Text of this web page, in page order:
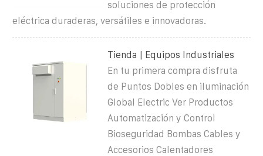
soluciones de protección
eléctrica duraderas, versátiles e innovadoras.
Tienda | Equipos Industriales
En tu primera compra disfruta
de Puntos Dobles en iluminación
Global Electric Ver Productos
Automatización y Control
Bioseguridad Bombas Cables y
Accesorios Calentadores